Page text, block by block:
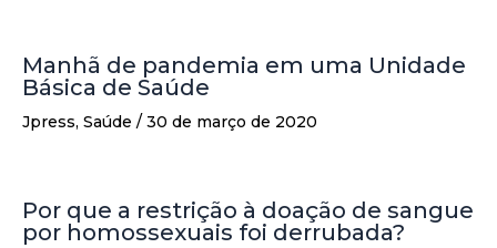
Manhã de pandemia em uma Unidade
Básica de Saúde
Jpress, Saúde / 30 de março de 2020
Por que a restrição à doação de sangue
por homossexuais foi derrubada?